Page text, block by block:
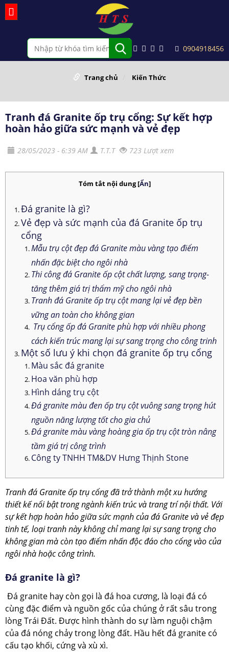
0904918456
Trang chủ Kiến Thức
Tranh đá Granite ốp trụ cổng: Sự kết hợp
hoàn hảo giữa sức mạnh và vẻ đẹp
28/05/2023 - 6:39 AM T.T.T 723 Lượt xem
Tóm tắt nội dung[Ẩn]
Đá granite là gì?
Vẻ đẹp và sức mạnh của đá Granite ốp trụ
cổng
Mẫu trụ cột đẹp đá Granite màu vàng tạo điểm
nhấn đặc biệt cho ngôi nhà
Thi công đá Granite ốp cột chất lượng, sang trọng-
tăng thêm giá trị thẩm mỹ cho ngôi nhà
Tranh đá Granite ốp trụ cột mang lại vẻ đẹp bền
vững an toàn cho không gian
Trụ cổng ốp đá Granite phù hợp với nhiều phong
cách kiến trúc mang lại sự sang trọng cho công trinh
Một số lưu ý khi chọn đá granite ốp trụ cổng
Màu sắc đá granite
Hoa văn phù hợp
Hình dáng trụ cột
Đá granite màu đen ốp trụ cột vuông sang trọng hút
nguồn năng lượng tốt cho gia chủ
Đá granite màu vàng hoàng gia ốp trụ cột tròn nâng
tầm giá trị công trình
Công ty TNHH TM&DV Hưng Thịnh Stone
Tranh đá Granite ốp trụ cổng đã trở thành một xu hướng
thiết kế nổi bật trong ngành kiến trúc và trang trí nội thất. Với
sự kết hợp hoàn hảo giữa sức mạnh của đá Granite và vẻ đẹp
tinh tế, loại tranh này không chỉ mang lại sự sang trọng cho
không gian mà còn tạo điểm nhấn độc đáo cho cổng vào của
ngôi nhà hoặc công trình.
Đá granite là gì?
Đá granite hay còn gọi là đá hoa cương, là loại đá có
cùng đặc điểm và nguồn gốc của chúng ở rất sâu trong
lòng Trái Đất. Được hình thành do sự làm nguội chậm
của đá nóng chảy trong lòng đất. Hầu hết đá granite có
cấu tạo khối, cứng và xù xì.